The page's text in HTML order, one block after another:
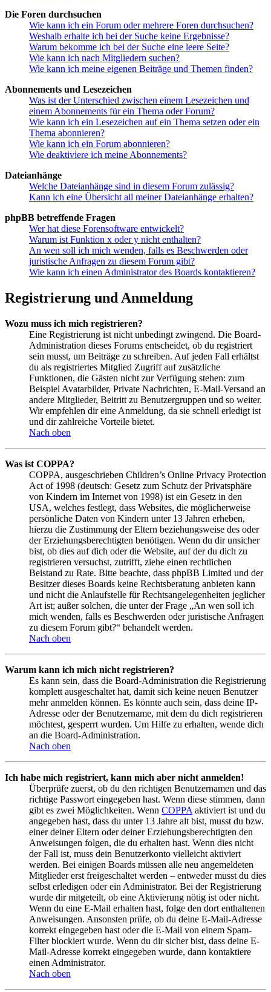
Die Foren durchsuchen
Wie kann ich ein Forum oder mehrere Foren durchsuchen?
Weshalb erhalte ich bei der Suche keine Ergebnisse?
Warum bekomme ich bei der Suche eine leere Seite?
Wie kann ich nach Mitgliedern suchen?
Wie kann ich meine eigenen Beiträge und Themen finden?
Abonnements und Lesezeichen
Was ist der Unterschied zwischen einem Lesezeichen und
einem Abonnements für ein Thema oder Forum?
Wie kann ich ein Lesezeichen auf ein Thema setzen oder ein
Thema abonnieren?
Wie kann ich ein Forum abonnieren?
Wie deaktiviere ich meine Abonnements?
Dateianhänge
Welche Dateianhänge sind in diesem Forum zulässig?
Kann ich eine Übersicht all meiner Dateianhänge erhalten?
phpBB betreffende Fragen
Wer hat diese Forensoftware entwickelt?
Warum ist Funktion x oder y nicht enthalten?
An wen soll ich mich wenden, falls es Beschwerden oder
juristische Anfragen zu diesem Forum gibt?
Wie kann ich einen Administrator des Boards kontaktieren?
Registrierung und Anmeldung
Wozu muss ich mich registrieren?
Eine Registrierung ist nicht unbedingt zwingend. Die Board-
Administration dieses Forums entscheidet, ob du registriert
sein musst, um Beiträge zu schreiben. Auf jeden Fall erhältst
du als registriertes Mitglied Zugriff auf zusätzliche
Funktionen, die Gästen nicht zur Verfügung stehen: zum
Beispiel Avatarbilder, Private Nachrichten, E-Mail-Versand an
andere Mitglieder, Beitritt zu Benutzergruppen und so weiter.
Wir empfehlen dir eine Anmeldung, da sie schnell erledigt ist
und dir zahlreiche Vorteile bietet.
Nach oben
Was ist COPPA?
COPPA, ausgeschrieben Children’s Online Privacy Protection
Act of 1998 (deutsch: Gesetz zum Schutz der Privatsphäre
von Kindern im Internet von 1998) ist ein Gesetz in den
USA, welches festlegt, dass Websites, die möglicherweise
persönliche Daten von Kindern unter 13 Jahren erheben,
hierzu die Zustimmung der Eltern beziehungsweise des oder
der Erziehungsberechtigten benötigen. Wenn du dir unsicher
bist, ob dies auf dich oder die Website, auf der du dich zu
registrieren versuchst, zutrifft, ziehe einen rechtlichen
Beistand zu Rate. Bitte beachte, dass phpBB Limited und der
Besitzer dieses Boards keine Rechtsberatung anbieten kann
und nicht die Anlaufstelle für Rechtsangelegenheiten jeglicher
Art ist; außer solchen, die unter der Frage „An wen soll ich
mich wenden, falls es Beschwerden oder juristische Anfragen
zu diesem Forum gibt?“ behandelt werden.
Nach oben
Warum kann ich mich nicht registrieren?
Es kann sein, dass die Board-Administration die Registrierung
komplett ausgeschaltet hat, damit sich keine neuen Benutzer
mehr anmelden können. Es könnte auch sein, dass deine IP-
Adresse oder der Benutzername, mit dem du dich registrieren
möchtest, gesperrt wurden. Um Hilfe zu erhalten, wende dich
an die Board-Administration.
Nach oben
Ich habe mich registriert, kann mich aber nicht anmelden!
Überprüfe zuerst, ob du den richtigen Benutzernamen und das
richtige Passwort eingegeben hast. Wenn diese stimmen, dann
gibt es zwei Möglichkeiten. Wenn COPPA aktiviert ist und du
angegeben hast, dass du unter 13 Jahre alt bist, musst du bzw.
einer deiner Eltern oder deiner Erziehungsberechtigten den
Anweisungen folgen, die du erhalten hast. Wenn dies nicht
der Fall ist, muss dein Benutzerkonto vielleicht aktiviert
werden. Bei einigen Boards müssen alle neu angemeldeten
Mitglieder erst freigeschaltet werden – entweder musst du dies
selbst erledigen oder ein Administrator. Bei der Registrierung
wurde dir mitgeteilt, ob eine Aktivierung nötig ist oder nicht.
Wenn du eine E-Mail erhalten hast, folge den dort enthaltenen
Anweisungen. Ansonsten prüfe, ob du deine E-Mail-Adresse
korrekt eingegeben hast oder die E-Mail von einem Spam-
Filter blockiert wurde. Wenn du dir sicher bist, dass deine E-
Mail-Adresse korrekt eingegeben wurde, dann kontaktiere
einen Administrator.
Nach oben